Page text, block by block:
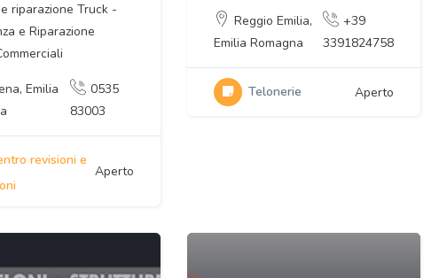
riparazione Truck -
e Riparazione
, Emilia
0535
83003
revisioni e
Aperto
Reggio Emilia,
Emilia Romagna
+39
3391824758
Telonerie Aperto